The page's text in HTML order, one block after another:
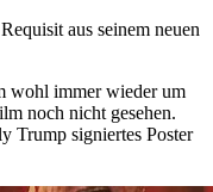
aus seinem neuen
wohl immer wieder um
noch nicht gesehen.
Trump signiertes Poster